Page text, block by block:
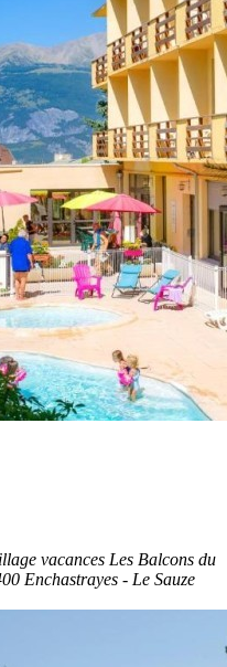
vacances Les Balcons du
Enchastrayes - Le Sauze